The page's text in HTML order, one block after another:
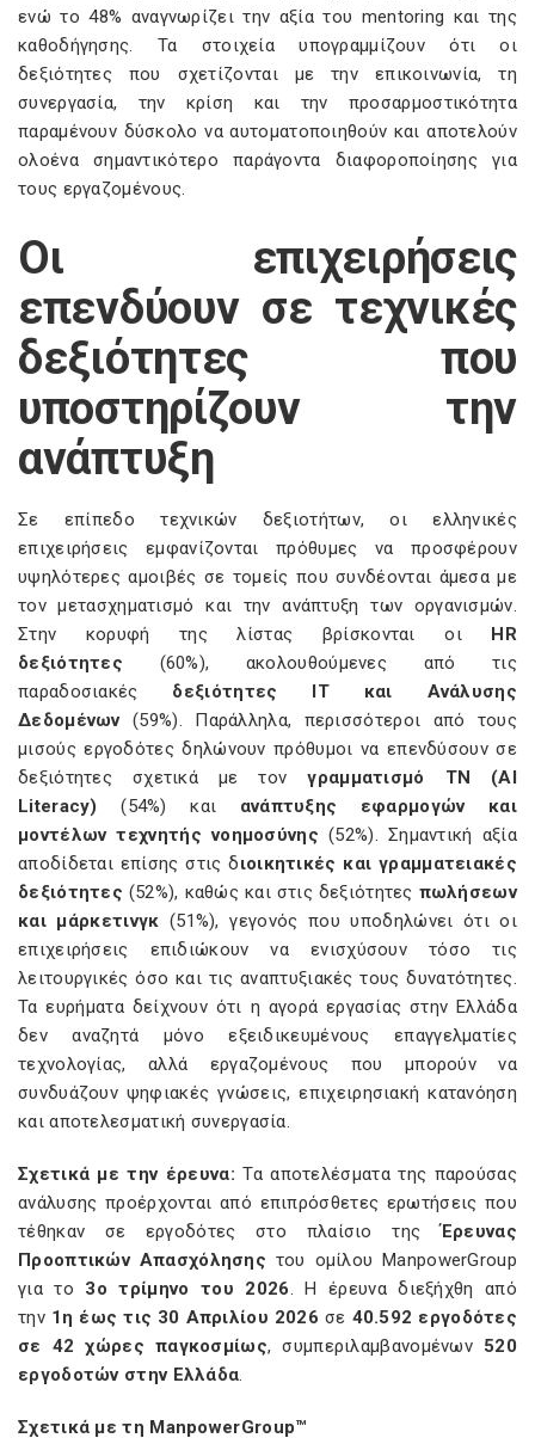
ενώ το 48% αναγνωρίζει την αξία του mentoring και της
καθοδήγησης. Τα στοιχεία υπογραμμίζουν ότι οι
δεξιότητες που σχετίζονται με την επικοινωνία, τη
συνεργασία, την κρίση και την προσαρμοστικότητα
παραμένουν δύσκολο να αυτοματοποιηθούν και αποτελούν
ολοένα σημαντικότερο παράγοντα διαφοροποίησης για
τους εργαζομένους.
Οι επιχειρήσεις
επενδύουν σε τεχνικές
δεξιότητες που
υποστηρίζουν την
ανάπτυξη
Σε επίπεδο τεχνικών δεξιοτήτων, οι ελληνικές
επιχειρήσεις εμφανίζονται πρόθυμες να προσφέρουν
υψηλότερες αμοιβές σε τομείς που συνδέονται άμεσα με
τον μετασχηματισμό και την ανάπτυξη των οργανισμών.
Στην κορυφή της λίστας βρίσκονται οι HR
δεξιότητες (60%), ακολουθούμενες από τις
παραδοσιακές δεξιότητες IT και Ανάλυσης
Δεδομένων(59%). Παράλληλα, περισσότεροι από τους
μισούς εργοδότες δηλώνουν πρόθυμοι να επενδύσουν σε
δεξιότητες σχετικά με τονγραμματισμό ΤΝ (AI
Literacy) (54%) και ανάπτυξης εφαρμογών και
μοντέλων τεχνητής νοημοσύνης (52%). Σημαντική αξία
αποδίδεται επίσης στις διοικητικές και γραμματειακές
δεξιότητες (52%), καθώς και στις δεξιότητες πωλήσεων
και μάρκετινγκ (51%), γεγονός που υποδηλώνει ότι οι
επιχειρήσεις επιδιώκουν να ενισχύσουν τόσο τις
λειτουργικές όσο και τις αναπτυξιακές τους δυνατότητες.
Τα ευρήματα δείχνουν ότι η αγορά εργασίας στην Ελλάδα
δεν αναζητά μόνο εξειδικευμένους επαγγελματίες
τεχνολογίας, αλλά εργαζομένους που μπορούν να
συνδυάζουν ψηφιακές γνώσεις, επιχειρησιακή κατανόηση
και αποτελεσματική συνεργασία.
Σχετικά με την έρευνα:Τα αποτελέσματα της παρούσας
ανάλυσης προέρχονται από επιπρόσθετες ερωτήσεις που
τέθηκαν σε εργοδότες στο πλαίσιο τηςΈρευνας
Προοπτικών Απασχόλησης του ομίλου ManpowerGroup
για το 3ο τρίμηνο του 2026. Η έρευνα διεξήχθη από
την 1η έως τις 30 Απριλίου 2026 σε 40.592 εργοδότες
σε 42 χώρες παγκοσμίως, συμπεριλαμβανομένων 520
εργοδοτών στην Ελλάδα.
Σχετικά με τη ManpowerGroup™